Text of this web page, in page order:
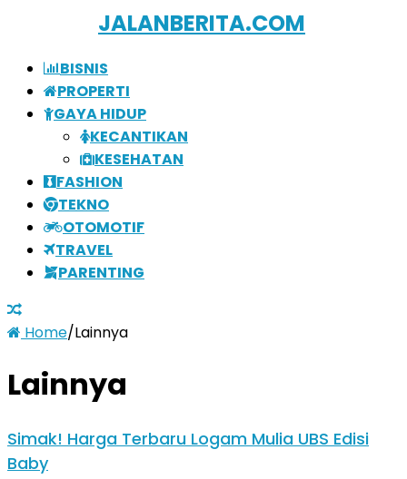
JALANBERITA.COM
BISNIS
PROPERTI
GAYA HIDUP
KECANTIKAN
KESEHATAN
FASHION
TEKNO
OTOMOTIF
TRAVEL
PARENTING
Home/Lainnya
Lainnya
Simak! Harga Terbaru Logam Mulia UBS Edisi
Baby